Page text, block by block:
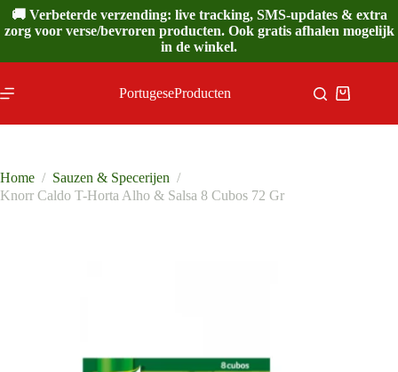
Ga
naar
de
🚚 Verbeterde verzending: live tracking, SMS-updates & extra
zorg voor verse/bevroren producten. Ook gratis afhalen mogelijk
in de winkel.
PortugeseProducten
Home / Sauzen & Specerijen /
Knorr Caldo T-Horta Alho & Salsa 8 Cubos 72 Gr